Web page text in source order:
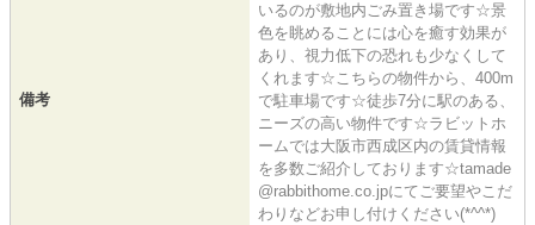
備考
いるのが敷地内ごみ置き場です☆景
色を眺めることには心を癒す効果が
あり、視力低下の恐れも少なくして
くれます☆こちらの物件から、400m
で駐車場です☆徒歩7分に駅のある、
ニーズの高い物件です☆ラビットホ
ームでは大阪市西成区内の賃貸情報
を多数ご紹介しております☆tamade
@rabbithome.co.jpにてご要望やこだ
わりなどお申し付けください(*^^*)